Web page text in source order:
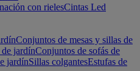
con rielesCintas Led
Conjuntos de mesas y sillas de
de jardínConjuntos de sofás de
jardínSillas colgantesEstufas de